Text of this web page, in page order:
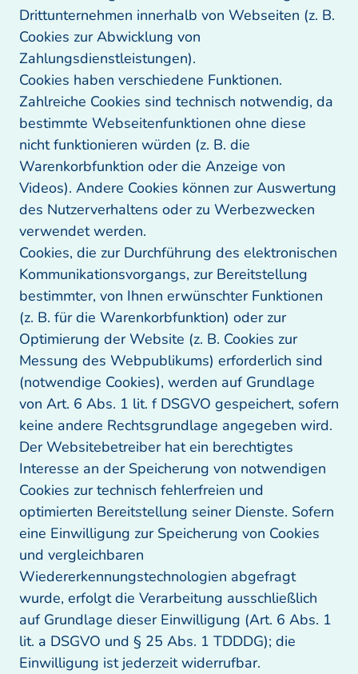
Drittunternehmen innerhalb von Webseiten (z. B.
Cookies zur Abwicklung von
Zahlungsdienstleistungen).
Cookies haben verschiedene Funktionen.
Zahlreiche Cookies sind technisch notwendig, da
bestimmte Webseitenfunktionen ohne diese
nicht funktionieren würden (z. B. die
Warenkorbfunktion oder die Anzeige von
Videos). Andere Cookies können zur Auswertung
des Nutzerverhaltens oder zu Werbezwecken
verwendet werden.
Cookies, die zur Durchführung des elektronischen
Kommunikationsvorgangs, zur Bereitstellung
bestimmter, von Ihnen erwünschter Funktionen
(z. B. für die Warenkorbfunktion) oder zur
Optimierung der Website (z. B. Cookies zur
Messung des Webpublikums) erforderlich sind
(notwendige Cookies), werden auf Grundlage
von Art. 6 Abs. 1 lit. f DSGVO gespeichert, sofern
keine andere Rechtsgrundlage angegeben wird.
Der Websitebetreiber hat ein berechtigtes
Interesse an der Speicherung von notwendigen
Cookies zur technisch fehlerfreien und
optimierten Bereitstellung seiner Dienste. Sofern
eine Einwilligung zur Speicherung von Cookies
und vergleichbaren
Wiedererkennungstechnologien abgefragt
wurde, erfolgt die Verarbeitung ausschließlich
auf Grundlage dieser Einwilligung (Art. 6 Abs. 1
lit. a DSGVO und § 25 Abs. 1 TDDDG); die
Einwilligung ist jederzeit widerrufbar.